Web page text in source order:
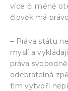
více či méně
člověk má
– Práva státu
myslí a
práva
odebratelná
tím vytvoří